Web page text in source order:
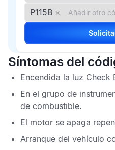
P115B ×
Síntomas del
Encendida la luz Check
En el grupo de
de combustible.
El motor se apaga
Arranque del vehículo